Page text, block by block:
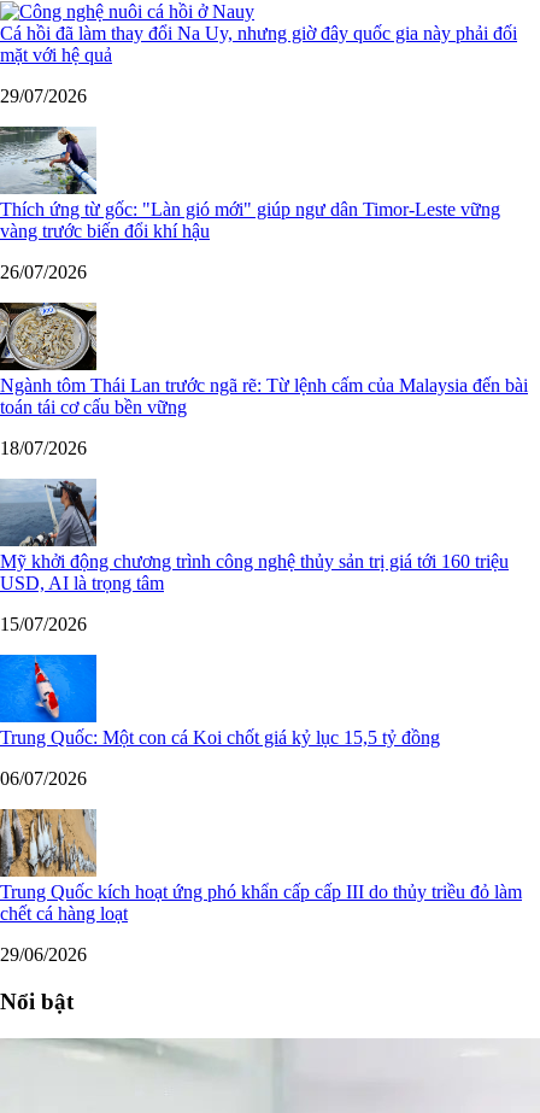
Cá hồi đã làm thay đổi Na Uy, nhưng giờ đây quốc gia này phải đối
mặt với hệ quả
29/07/2026
Thích ứng từ gốc: "Làn gió mới" giúp ngư dân Timor-Leste vững
vàng trước biến đổi khí hậu
26/07/2026
Ngành tôm Thái Lan trước ngã rẽ: Từ lệnh cấm của Malaysia đến bài
toán tái cơ cấu bền vững
18/07/2026
Mỹ khởi động chương trình công nghệ thủy sản trị giá tới 160 triệu
USD, AI là trọng tâm
15/07/2026
Trung Quốc: Một con cá Koi chốt giá kỷ lục 15,5 tỷ đồng
06/07/2026
Trung Quốc kích hoạt ứng phó khẩn cấp cấp III do thủy triều đỏ làm
chết cá hàng loạt
29/06/2026
Nổi bật